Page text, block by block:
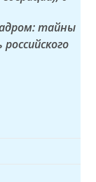
тайны